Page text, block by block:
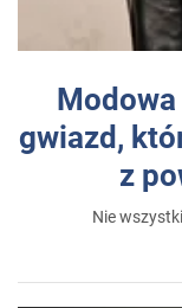
gwiazd,
z
Nie